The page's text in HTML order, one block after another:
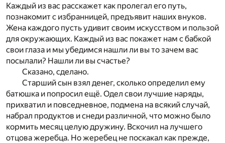
Каждый из вас расскажет как пролегал его путь,
познакомит с избранницей, предъявит наших внуков.
Жена каждого пусть удивит своим искусством и пользой
для окружающих. Каждый из вас покажет нам с бабкой
свои глаза и мы убедимся нашли ли вы то зачем вас
посылали? Нашли ли вы счастье?
Сказано, сделано.
Старший сын взял денег, сколько определил ему
батюшка и попросил ещё. Одел свои лучшие наряды,
прихватил и повседневное, подмена на всякий случай,
набрал продуктов и снеди различной, что можно было
кормить месяц целую дружину. Вскочил на лучшего
отцова жеребца. Но жеребец не поскакал как прежде,